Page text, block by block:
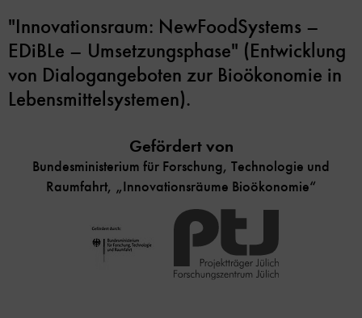
"Innovationsraum: NewFoodSystems –
EDiBLe – Umsetzungsphase" (Entwicklung
von Dialogangeboten zur Bioökonomie in
Lebensmittelsystemen).
Gefördert von
Bundesministerium für ­Forschung, Technologie und
Raumfahrt, „Innovationsräume Bioökonomie“